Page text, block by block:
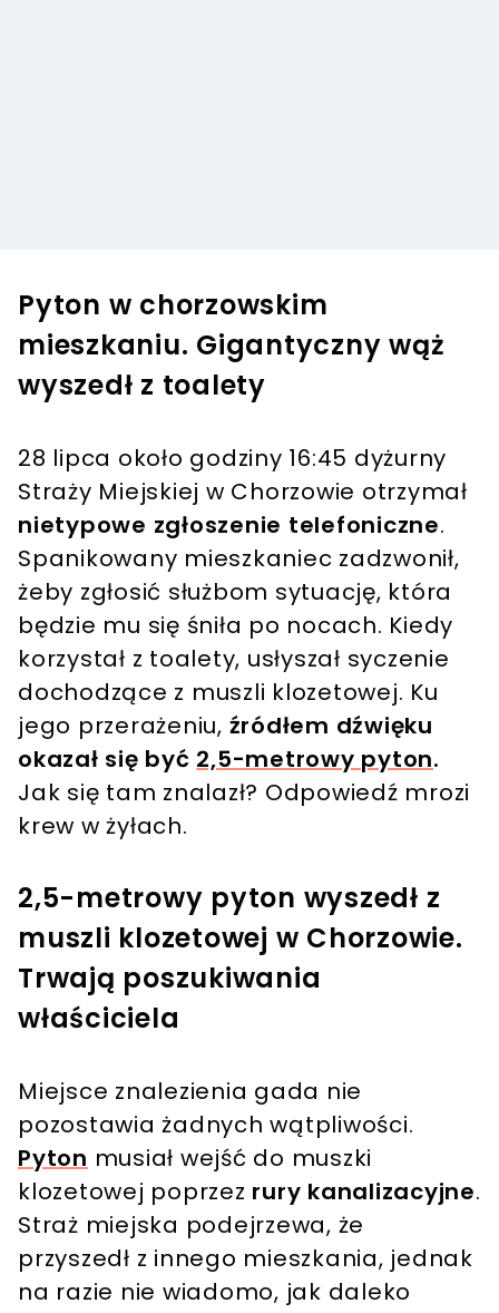
Pyton w chorzowskim
mieszkaniu. Gigantyczny wąż
wyszedł z toalety
28 lipca około godziny 16:45 dyżurny
Straży Miejskiej w Chorzowie otrzymał
nietypowe zgłoszenie telefoniczne.
Spanikowany mieszkaniec zadzwonił,
żeby zgłosić służbom sytuację, która
będzie mu się śniła po nocach. Kiedy
korzystał z toalety, usłyszał syczenie
dochodzące z muszli klozetowej. Ku
jego przerażeniu, źródłem dźwięku
okazał się być 2,5-metrowy pyton.
Jak się tam znalazł? Odpowiedź mrozi
krew w żyłach.
2,5-metrowy pyton wyszedł z
muszli klozetowej w Chorzowie.
Trwają poszukiwania
właściciela
Miejsce znalezienia gada nie
pozostawia żadnych wątpliwości.
Pyton musiał wejść do muszki
klozetowej poprzez rury kanalizacyjne.
Straż miejska podejrzewa, że
przyszedł z innego mieszkania, jednak
na razie nie wiadomo, jak daleko